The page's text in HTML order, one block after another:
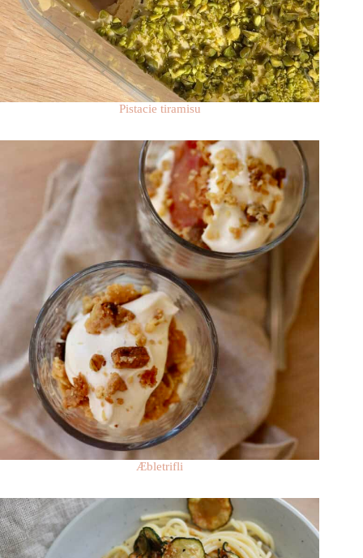
Pistacie tiramisu
Æbletrifli